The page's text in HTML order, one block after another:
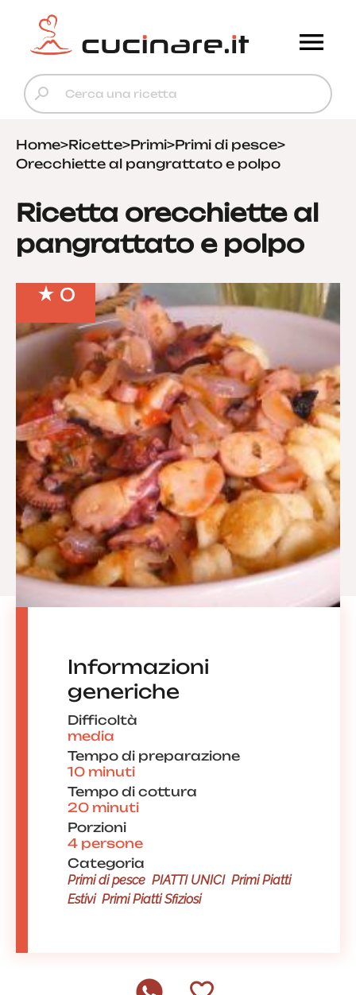
Home>Ricette>Primi>Primi di pesce>
Orecchiette al pangrattato e polpo
Ricetta orecchiette al
pangrattato e polpo
0
Informazioni
generiche
Difficoltà
media
Tempo di preparazione
10 minuti
Tempo di cottura
20 minuti
Porzioni
4 persone
Categoria
Primi di pesce PIATTI UNICI Primi Piatti
Estivi Primi Piatti Sfiziosi